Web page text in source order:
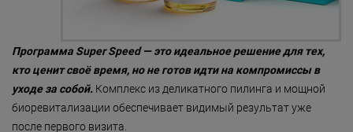
Программа Super Speed— это идеальное решение для тех,
кто ценит своё время, но не готов идти на компромиссы в
уходе за собой. Комплекс из деликатного пилинга и мощной
биоревитализации обеспечивает видимый результат уже
после первого визита.
«Леди Совершенство»
«Коруги»
кожи
Пигментные пятна
Рубцы, шрамы